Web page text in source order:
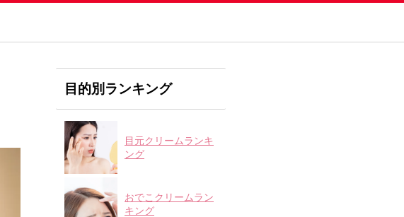
目的別ランキング
目元クリームランキ
ング
おでこクリームラン
キング